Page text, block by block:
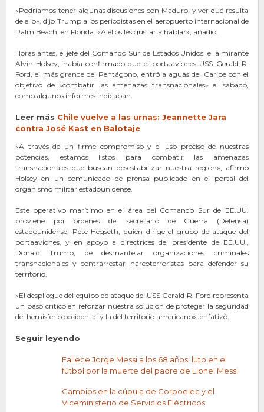
«Podríamos tener algunas discusiones con Maduro, y ver qué resulta
de ello», dijo Trump a los periodistas en el aeropuerto internacional de
Palm Beach, en Florida. «A ellos les gustaría hablar», añadió.
Horas antes, el jefe del Comando Sur de Estados Unidos, el almirante
Alvin Holsey, había confirmado que el portaaviones USS Gerald R.
Ford, el más grande del Pentágono, entró a aguas del Caribe con el
objetivo de «combatir las amenazas transnacionales» el sábado,
como algunos informes indicaban.
Leer más Chile vuelve a las urnas: Jeannette Jara
contra José Kast en Balotaje
«A través de un firme compromiso y el uso preciso de nuestras
potencias, estamos listos para combatir las amenazas
transnacionales que buscan desestabilizar nuestra región», afirmó
Holsey en un comunicado de prensa publicado en el portal del
organismo militar estadounidense.
Este operativo marítimo en el área del Comando Sur de EE.UU.
proviene por órdenes del secretario de Guerra (Defensa)
estadounidense, Pete Hegseth, quien dirige el grupo de ataque del
portaaviones, y en apoyo a directrices del presidente de EE.UU.,
Donald Trump, de desmantelar organizaciones criminales
transnacionales y contrarrestar narcoterroristas para defender su
territorio.
«El despliegue del equipo de ataque del USS Gerald R. Ford representa
un paso crítico en reforzar nuestra solución de proteger la seguridad
del hemisferio occidental y la del territorio americano», enfatizó.
Seguir leyendo
Fallece Jorge Messi a los 68 años: luto en el
fútbol por la muerte del padre de Lionel Messi
Cambios en la cúpula de Corpoelec y el
Viceministerio de Servicios Eléctricos